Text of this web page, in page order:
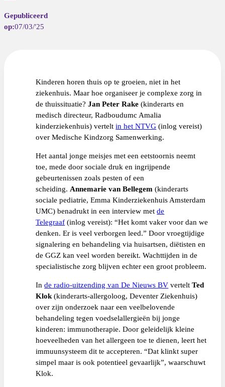
07/03/'25
Kinderen horen thuis op te groeien, niet in het
ziekenhuis. Maar hoe organiseer je complexe zorg in
de thuissituatie?Jan Peter Rake (kinderarts en
medisch directeur, Radboudumc Amalia
kinderziekenhuis) verteltin het NTVG (inlog vereist)
over Medische Kindzorg Samenwerking.
Het aantal jonge meisjes met een eetstoornis neemt
toe, mede door sociale druk en ingrijpende
gebeurtenissen zoals pesten of een
scheiding. Annemarie van Bellegem (kinderarts
sociale pediatrie, Emma Kinderziekenhuis Amsterdam
UMC) benadrukt in een interview metde
Telegraaf (inlog vereist): “Het komt vaker voor dan we
denken. Er is veel verborgen leed.” Door vroegtijdige
signalering en behandeling via huisartsen, diëtisten en
de GGZ kan veel worden bereikt. Wachttijden in de
specialistische zorg blijven echter een groot probleem.
Inde radio-uitzending van De Nieuws BV verteltTed
Klok (kinderarts-allergoloog, Deventer Ziekenhuis)
over zijn onderzoek naar een veelbelovende
behandeling tegen voedselallergieën bij jonge
kinderen: immunotherapie. Door geleidelijk kleine
hoeveelheden van het allergeen toe te dienen, leert het
immuunsysteem dit te accepteren. “Dat klinkt super
simpel maar is ook potentieel gevaarlijk”, waarschuwt
Klok.